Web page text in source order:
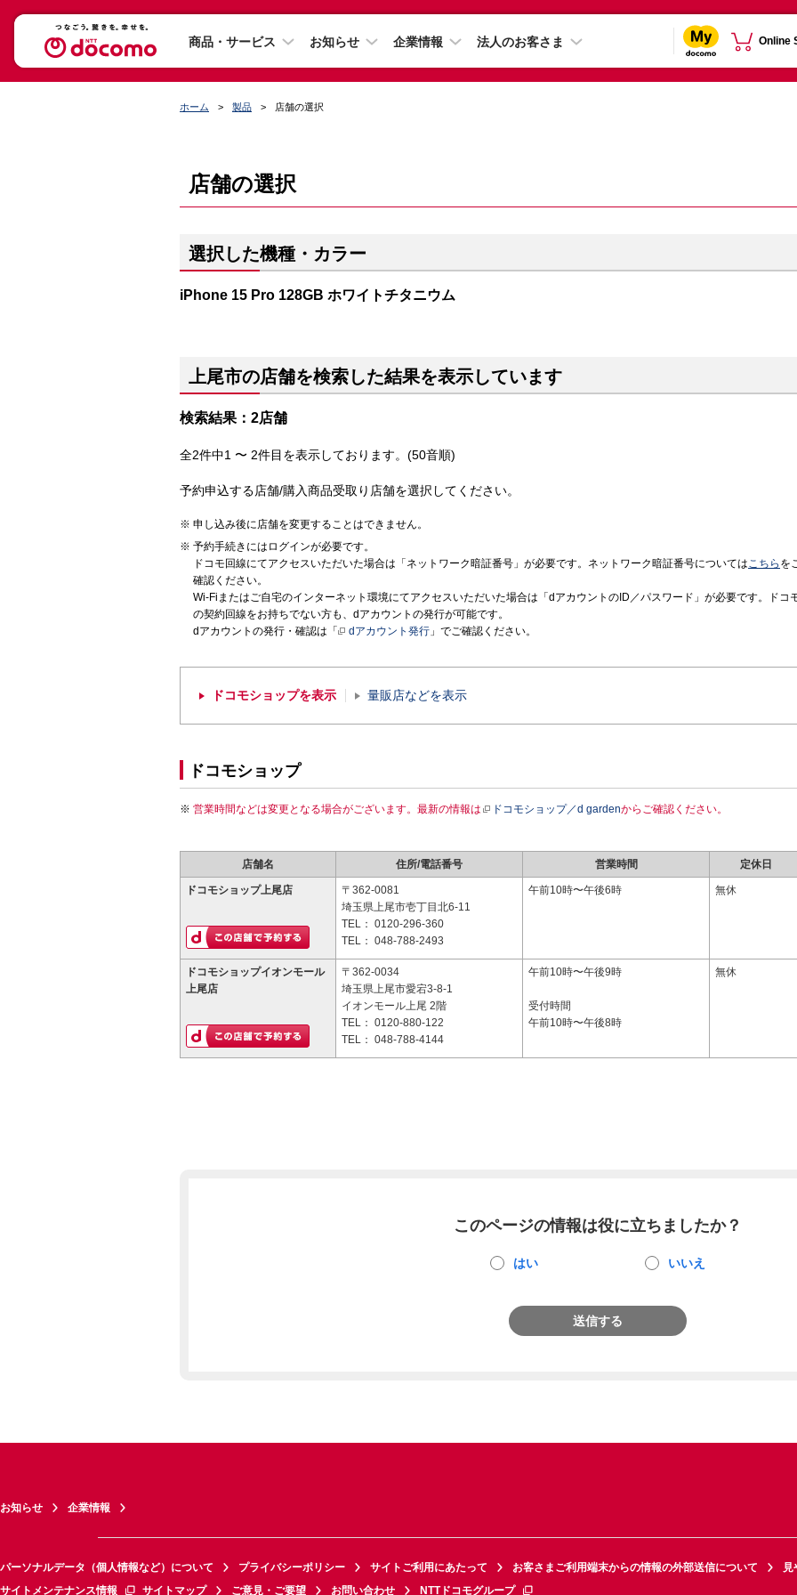
商品・サービス お知らせ 企業情報 法人のお客さま Online
ホーム 製品 店舗の選択
店舗の選択
選択した機種・カラー
iPhone 15 Pro 128GB ホワイトチタニウム
上尾市の店舗を検索した結果を表示しています
検索結果：2店舗
全2件中1 〜 2件目を表示しております。(50音順)
予約申込する店舗/購入商品受取り店舗を選択してください。
申し込み後に店舗を変更することはできません。
予約手続きにはログインが必要です。
ドコモ回線にてアクセスいただいた場合は「ネットワーク暗証番号」が必要です。ネットワーク暗証番号についてはこちら を
確認ください。
Wi-Fiまたはご自宅のインターネット環境にてアクセスいただいた場合は「dアカウントのID／パスワード」が必要です。ドコ
の契約回線をお持ちでない方も、dアカウントの発行が可能です。
dアカウントの発行・確認は「
dアカウント発行 」でご確認ください。
ドコモショップを表示 量販店などを表示
ドコモショップ
営業時間などは変更となる場合がございます。最新の情報は ドコモショップ／d gardenからご確認ください。
店舗名 住所/電話番号 営業時間 定休日
ドコモショップ上尾店
〒362-0081
埼玉県上尾市壱丁目北6-11
TEL： 0120-296-360
TEL： 048-788-2493
午前10時〜午後6時 無休
ドコモショップイオンモール
上尾店
〒362-0034
埼玉県上尾市愛宕3-8-1
イオンモール上尾 2階
TEL： 0120-880-122
TEL： 048-788-4144
午前10時〜午後9時
受付時間
午前10時〜午後8時
無休
このページの情報は役に立ちましたか？
はい いいえ
送信する
お知らせ 企業情報
パーソナルデータ（個人情報など）について プライバシーポリシー サイトご利用にあたって お客さまご利用端末からの情報の外部送信について
見
サイトメンテナンス情報
サイトマップ ご意見・ご要望 お問い合わせ NTTドコモグループ